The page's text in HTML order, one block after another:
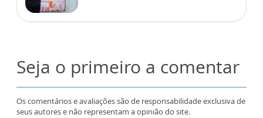
Seja o primeiro a comentar
Os comentários e avaliações são de responsabilidade exclusiva de
seus autores e não representam a opinião do site.